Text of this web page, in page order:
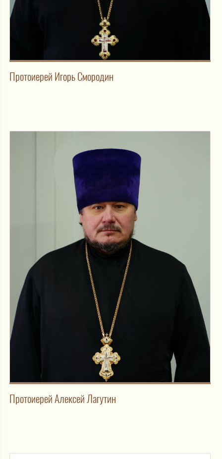
Протоиерей Игорь Смородин
Протоиерей Алексей Лагутин